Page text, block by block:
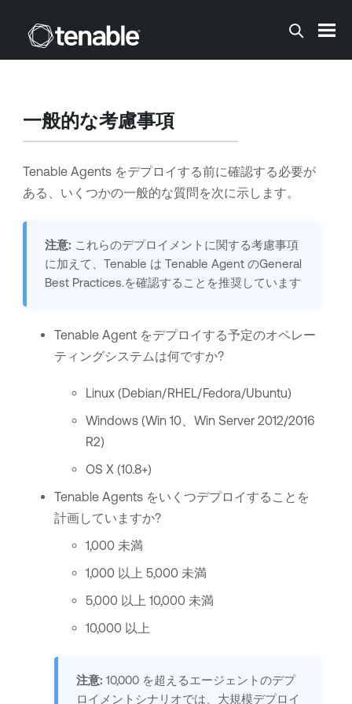
メインコンテンツに移動する
一般的な考慮事項
Tenable Agentsをデプロイする前に確認する必要が
ある、いくつかの一般的な質問を次に示します。
注意: これらのデプロイメントに関する考慮事項
に加えて、 Tenable は Tenable AgentのGeneral
Best Practices.を確認することを推奨しています
Tenable Agentをデプロイする予定のオペレー
ティングシステムは何ですか?
Linux (Debian/RHEL/Fedora/Ubuntu)
Windows (Win 10、Win Server 2012/2016
R2)
OS X (10.8+)
Tenable Agentsをいくつデプロイすることを
計画していますか?
1,000 未満
1,000 以上 5,000 未満
5,000 以上 10,000 未満
10,000 以上
注意: 10,000 を超えるエージェントのデプ
ロイメントシナリオでは、 大規模デプロイ